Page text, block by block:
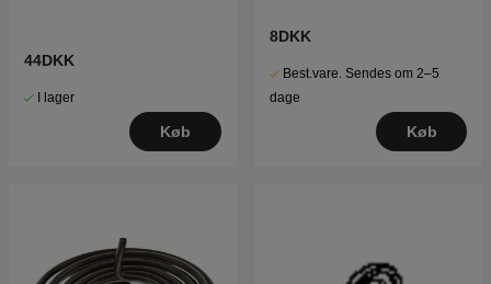
44DKK
I lager
Køb
8DKK
Best.vare. Sendes om 2–5
dage
Køb